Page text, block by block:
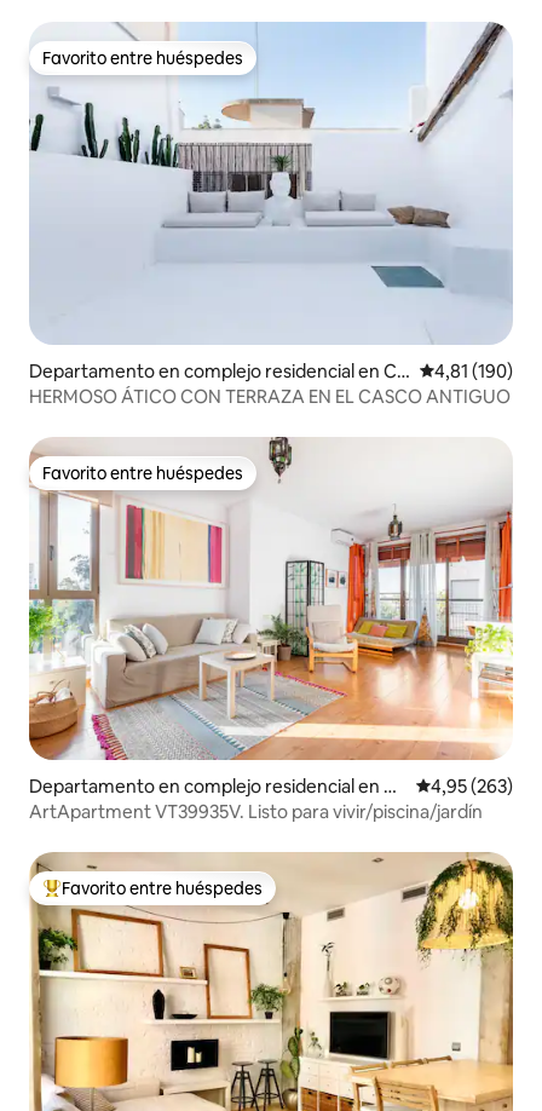
Favorito entre huéspedes
Favorito entre huéspedes
Departamento en complejo residencial en Ci
utat Vella
Calificación
4,81 (190)
HERMOSO ÁTICO CON TERRAZA EN EL CASCO ANTIGUO
Favorito entre huéspedes
Favorito entre huéspedes
Departamento en complejo residencial en Va
lencia
Calificación
4,95 (263)
ArtApartment VT39935V. Listo para vivir/piscina/jardín
Favorito entre los huéspedes más destacados
Favorito entre huéspedes